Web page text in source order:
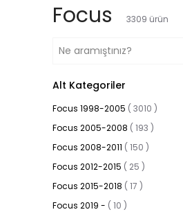
Focus 3309 ürün
Alt Kategoriler
Focus 1998-2005 ( 3010 )
Focus 2005-2008 ( 193 )
Focus 2008-2011 ( 150 )
Focus 2012-2015 ( 25 )
Focus 2015-2018 ( 17 )
Focus 2019 - ( 10 )